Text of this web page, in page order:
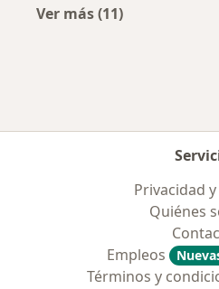
Ver más (11)
Privacidad
Quiénes
Empleos
Términos y